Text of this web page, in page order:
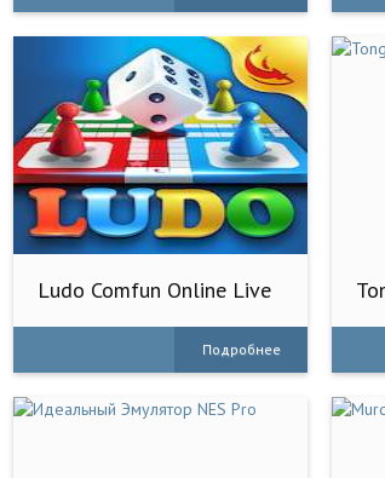
Ludo Comfun Online Live
Подробнее